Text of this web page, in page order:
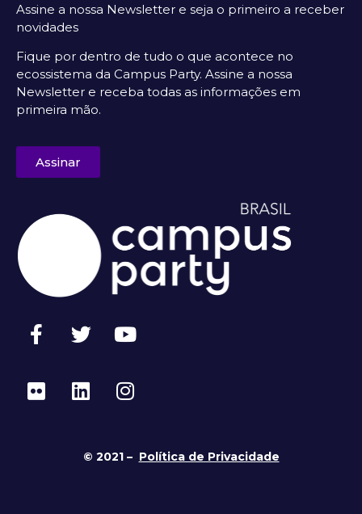
Assine a nossa Newsletter e seja o primeiro a receber
novidades
Fique por dentro de tudo o que acontece no
ecossistema da Campus Party. Assine a nossa
Newsletter e receba todas as informações em
primeira mão.
Assinar
© 2021 – Política de Privacidade